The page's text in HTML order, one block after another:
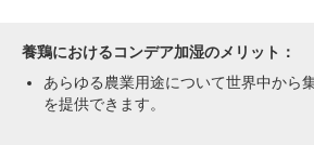
養鶏におけるコンデア加湿のメリット：
あらゆる農業用途について世界中から
を提供できます。